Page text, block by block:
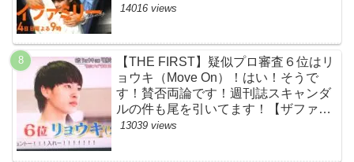
め】
14016 views
【THE FIRST】疑似プロ審査６位はリ
ョウキ（Move On）！はい！そうで
す！賛否両論です！週刊誌スキャンダ
ルの件も尾を引いてます！【ザファー
スト・ネットのネタバレ感想考察まと
13039 views